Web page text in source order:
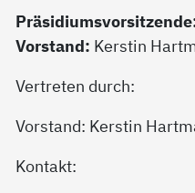
Vorstand: Kerstin
Vertreten durch:
Vorstand: Kerstin
Kontakt: